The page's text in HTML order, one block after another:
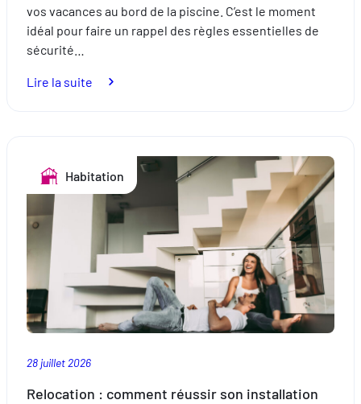
vos vacances au bord de la piscine. C’est le moment
idéal pour faire un rappel des règles essentielles de
sécurité…
Lire la suite
la
piscine
sécurisez
la
baignade.
Habitation
28 juillet 2026
Relocation : comment réussir son installation